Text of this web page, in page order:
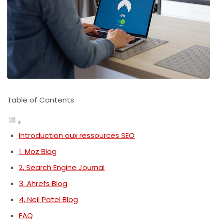
Table of Contents
Introduction aux ressources SEO
1. Moz Blog
2. Search Engine Journal
3. Ahrefs Blog
4. Neil Patel Blog
FAQ